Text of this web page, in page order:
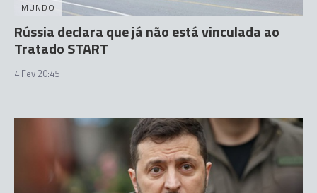
MUNDO
Rússia declara que já não está vinculada ao
Tratado START
4 Fev 20:45